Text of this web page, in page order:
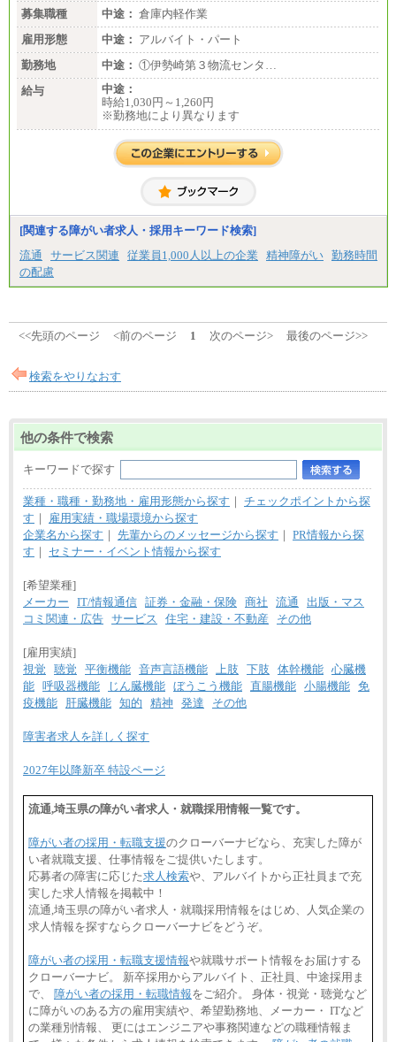
募集職種
中途： 倉庫内軽作業
雇用形態
中途： アルバイト・パート
勤務地
中途： ①伊勢崎第３物流センタ…
給与
中途：
時給1,030円～1,260円
※勤務地により異なります
[関連する障がい者求人・採用キーワード検索]
流通
サービス関連 従業員1,000人以上の企業 精神障がい 勤務時間
の配慮
<<先頭のページ <前のページ 1 次のページ> 最後のページ>>
検索をやりなおす
他の条件で検索
キーワードで探す
業種・職種・勤務地・雇用形態から探す ｜ チェックポイントから探
す ｜
雇用実績・職場環境から探す
企業名から探す ｜ 先輩からのメッセージから探す ｜ PR情報から探
す ｜ セミナー・イベント情報から探す
[希望業種]
メーカー
IT/情報通信 証券・金融・保険 商社 流通
出版・マス
コミ関連・広告 サービス 住宅・建設・不動産 その他
[雇用実績]
視覚
聴覚 平衡機能 音声言語機能 上肢 下肢 体幹機能 心臓機
能 呼吸器機能 じん臓機能 ぼうこう機能 直腸機能 小腸機能 免
疫機能
肝臓機能 知的 精神 発達 その他
障害者求人を詳しく探す
2027年以降新卒 特設ページ
流通,埼玉県の障がい者求人・就職採用情報一覧です。
障がい者の採用・転職支援のクローバーナビなら、充実した障が
い者就職支援、仕事情報をご提供いたします。
応募者の障害に応じた求人検索や、アルバイトから正社員まで充
実した求人情報を掲載中！
流通,埼玉県の障がい者求人・就職採用情報をはじめ、人気企業の
求人情報を探すならクローバーナビをどうぞ。
障がい者の採用・転職支援情報や就職サポート情報をお届けする
クローバーナビ。 新卒採用からアルバイト、正社員、中途採用ま
で、 障がい者の採用・転職情報をご紹介。 身体・視覚・聴覚など
に障がいのある方の雇用実績や、希望勤務地、メーカー・ ITなど
の業種別情報、 更にはエンジニアや事務関連などの職種情報ま